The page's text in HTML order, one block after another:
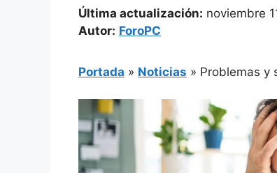
Última actualización: noviembre
Autor: ForoPC
Portada » Noticias » Problemas y